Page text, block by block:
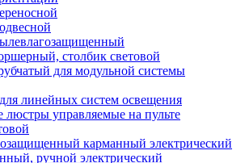
столбик световой
для модульной системы
линейных систем освещения
люстры управляемые на пульте
карманный электрический
ручной электрический